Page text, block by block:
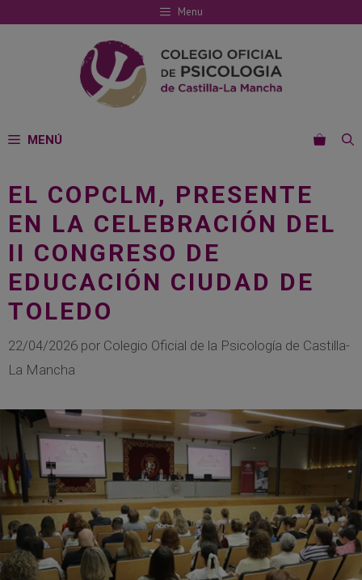
al
Menu
MENÚ
EL COPCLM, PRESENTE
EN LA CELEBRACIÓN DEL
II CONGRESO DE
EDUCACIÓN CIUDAD DE
TOLEDO
22/04/2026 por Colegio Oficial de la Psicología de Castilla-
La Mancha